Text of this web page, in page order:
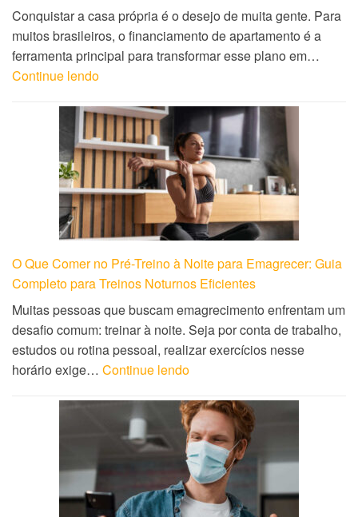
Conquistar a casa própria é o desejo de muita gente. Para
muitos brasileiros, o financiamento de apartamento é a
ferramenta principal para transformar esse plano em…
Continue lendo
O Que Comer no Pré-Treino à Noite para Emagrecer: Guia
Completo para Treinos Noturnos Eficientes
Muitas pessoas que buscam emagrecimento enfrentam um
desafio comum: treinar à noite. Seja por conta de trabalho,
estudos ou rotina pessoal, realizar exercícios nesse
horário exige… Continue lendo